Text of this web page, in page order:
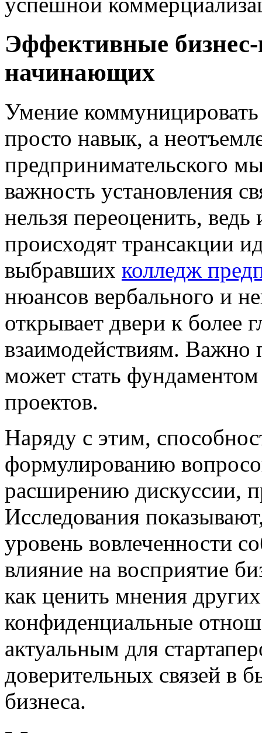
Эффективные
начинающих
Умение
просто навык, а
предпринимательского
важность установления
нельзя переоценить, ведь
происходят трансакции
выбравших колледж
нюансов вербального и
открывает двери к более
взаимодействиям. Важно
может стать
проектов.
Наряду с этим,
формулированию
расширению дискуссии,
Исследования
уровень вовлеченности
влияние на восприятие
как ценить мнения
конфиденциальные
актуальным для
доверительных связей в
бизнеса.